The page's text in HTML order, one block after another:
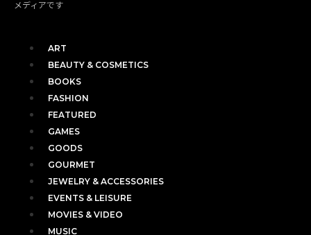
メディアです
ART
BEAUTY & COSMETICS
BOOKS
FASHION
FEATURED
GAMES
GOODS
GOURMET
JEWELRY & ACCESSORIES
EVENTS & LEISURE
MOVIES & VIDEO
MUSIC